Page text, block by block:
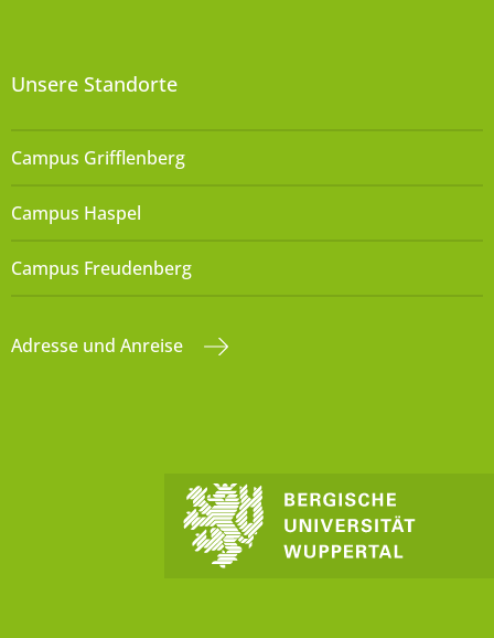
Unsere Standorte
Campus Grifflenberg
Campus Haspel
Campus Freudenberg
Adresse und Anreise